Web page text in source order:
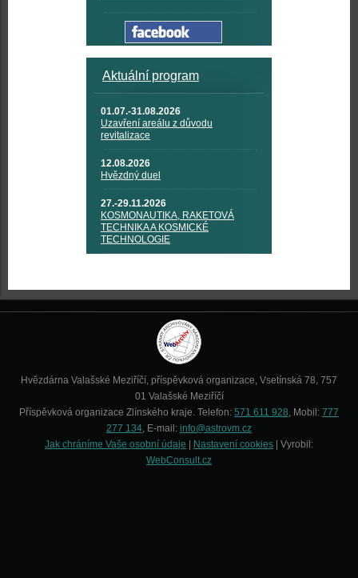
Aktuální program
01.07.-31.08.2026
Uzavření areálu z důvodu
revitalizace
12.08.2026
Hvězdný duel
27.-29.11.2026
KOSMONAUTIKA, RAKETOVÁ
TECHNIKA A KOSMICKÉ
TECHNOLOGIE
Hvězdárna Valašské Meziříčí, příspěvková organizace, Vsetínská 78, 757
01 Valašské Meziříčí
Příspěvková organizace Zlínského kraje. Telefon: 571 611 928, Mobil: 777
277 134, E-mail: info@astrovm.cz
Jak chráníme Vaše osobní údaje
Nastavení cookies | Vyrobil:
WebConsult.cz